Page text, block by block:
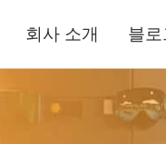
회사 소개 블로